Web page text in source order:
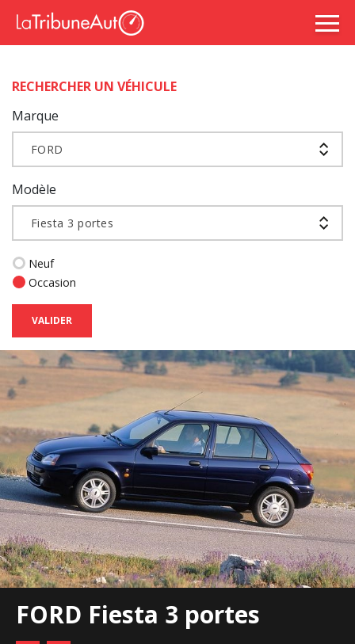
RECHERCHER UN VÉHICULE
Marque
FORD
Modèle
Fiesta 3 portes
Neuf
Occasion
VALIDER
FORD Fiesta 3 portes